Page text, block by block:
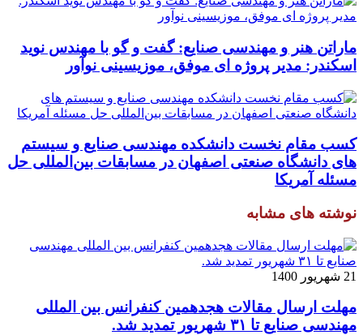
ماراتن هنر و مهندسی صنایع: گفت و گو با مهندس نوید
اسکندر: مدیر پروژه ای موفق، موزیسینی نوآور
کسب مقام نخست دانشکده مهندسی صنایع و سیستم
های دانشگاه صنعتی اصفهان در مسابقات بین‌المللی حل
مسئله آمریکا
نوشته های مشابه
21 شهریور 1400
مهلت ارسال مقالات هجدهمین کنفرانس بین المللی
مهندسی صنایع تا ۳۱ شهریور تمدید شد.